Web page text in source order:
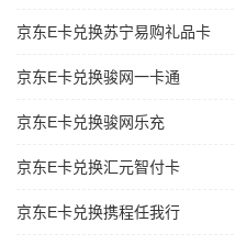
京东E卡兑换苏宁易购礼品卡
京东E卡兑换骏网一卡通
京东E卡兑换骏网乐充
京东E卡兑换汇元智付卡
京东E卡兑换携程任我行